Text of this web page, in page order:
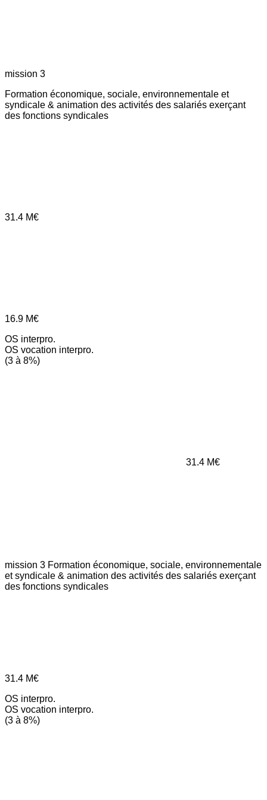
mission 3
Formation économique, sociale, environnementale et
syndicale & animation des activités des salariés exerçant
des fonctions syndicales
31.4 M€
16.9 M€
OS interpro.
OS vocation interpro.
(3 à 8%)
31.4 M€
mission 3 Formation économique, sociale, environnementale
et syndicale & animation des activités des salariés exerçant
des fonctions syndicales
31.4 M€
OS interpro.
OS vocation interpro.
(3 à 8%)